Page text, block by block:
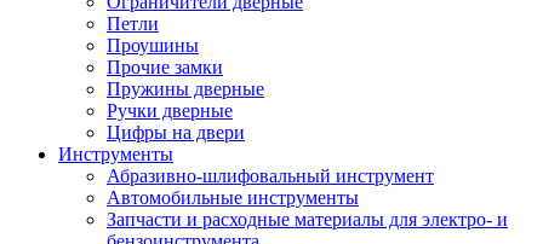
Петли
Проушины
Прочие замки
Пружины дверные
Ручки дверные
Цифры на двери
Инструменты
Абразивно-шлифовальный инструмент
Автомобильные инструменты
Запчасти и расходные материалы для электро- и